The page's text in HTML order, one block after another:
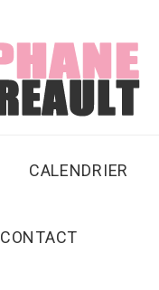
CALENDRIER
CONTACT